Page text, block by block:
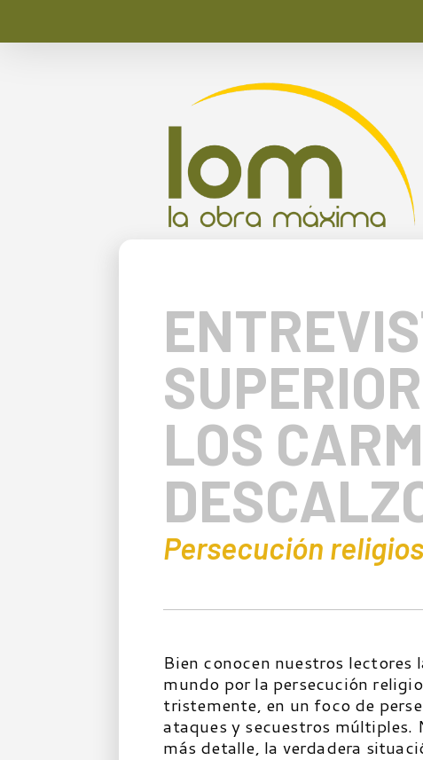
LOS
Persecución
Bien conocen nuestros lectores
mundo por la persecución
tristemente, en un foco de
ataques y secuestros múltiples.
más detalle, la verdadera